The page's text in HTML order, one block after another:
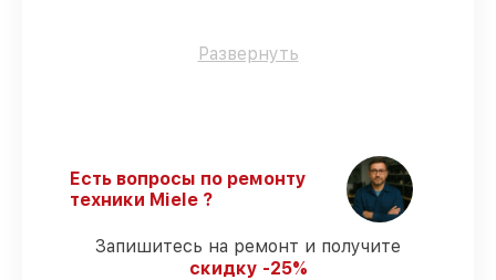
Использование оригинальных
подтверждает их уровень мастерства.
Соблюдение сроков починки–
восстановление кофемашины CVA7845
BRWS выполняется строго в оговоренные
Развернуть
Есть вопросы по ремонту
техники Miele ?
Запишитесь на ремонт и получите
скидку -25%